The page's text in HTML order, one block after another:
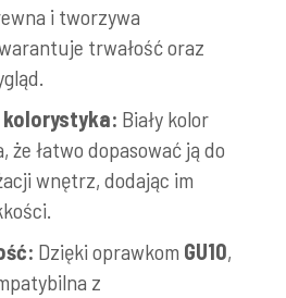
i tworzywa
trwałość oraz
Biały kolor
że łatwo dopasować ją do
wnętrz, dodając im
Dzięki oprawkom GU10,
z